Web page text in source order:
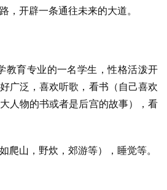
，开辟一条通往未来的大道。
教育专业的一名学生，性格活泼开
广泛，喜欢听歌，看书（自己喜欢
人物的书或者是后宫的故事），看
爬山，野炊，郊游等），睡觉等。